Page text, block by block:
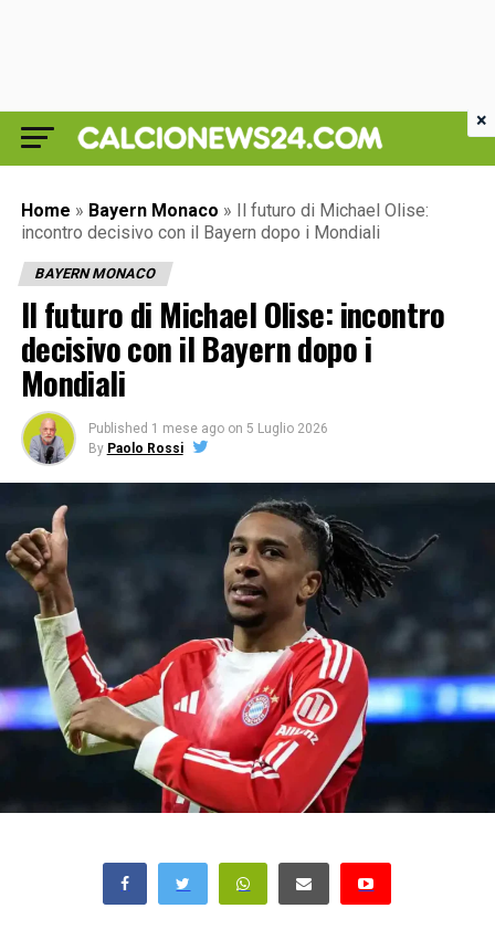
Home » Bayern Monaco » Il futuro di Michael Olise:
incontro decisivo con il Bayern dopo i Mondiali
BAYERN MONACO
Il futuro di Michael Olise: incontro
decisivo con il Bayern dopo i
Mondiali
Published 1 mese ago on 5 Luglio 2026
By Paolo Rossi
×